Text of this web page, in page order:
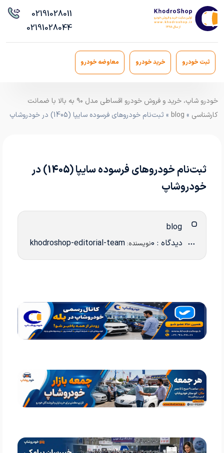
02191028011
02191028044
ثبت خودرو خرید خودرو معاوضه خودرو
خودرو شاپ، خرید و فروش خودرو اقساطی مدل ۹۰ به بالا با ضمانت
کارشناسی »
blog » ثبت‌نام خودروهای فرسوده سایپا (1405) در خودروشاپ
ثبت‌نام خودروهای فرسوده سایپا (1405) در
خودروشاپ
دیدگاه : 0 نویسنده: khodroshop-editorial-team